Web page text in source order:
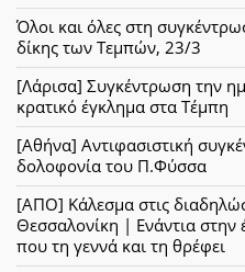
Όλοι και όλες στη
δίκης των Τεμπών, 23/3
[Λάρισα] Συγκέντρωση την
κρατικό έγκλημα στα Τέμπη
[Αθήνα] Αντιφασιστική
δολοφονία του Π.Φύσσα
[ΑΠΟ] Κάλεσμα στις
Θεσσαλονίκη | Ενάντια στην
που τη γεννά και τη θρέφει